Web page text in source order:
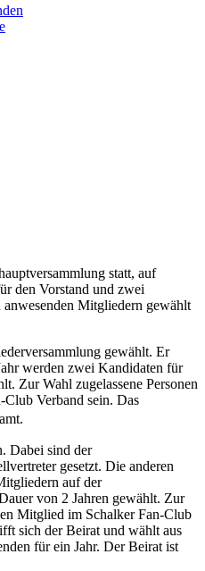
statt, auf
den Vorstand und zwei
Mitgliedern gewählt
gewählt. Er
werden zwei Kandidaten für
Zur Wahl zugelassene Personen
Verband sein. Das
Dabei sind der
gesetzt. Die anderen
auf der
von 2 Jahren gewählt. Zur
Mitglied im Schalker Fan-Club
sich der Beirat und wählt aus
für ein Jahr. Der Beirat ist